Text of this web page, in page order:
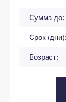
Сумма до:
Срок (дни):
Возраст: